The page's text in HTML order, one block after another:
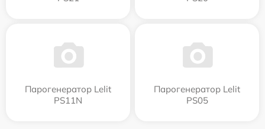
Парогенератор Lelit
PS11N
Парогенератор Lelit
PS05